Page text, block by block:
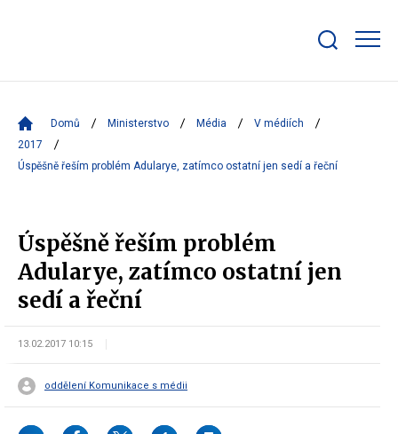
bar
Domů Ministerstvo Média
V médiích
2017
Úspěšně řeším problém Adularye, zatímco ostatní jen sedí a řeční
Úspěšně řeším problém
Adularye, zatímco ostatní jen
sedí a řeční
13.02.2017 10:15
oddělení Komunikace s médii